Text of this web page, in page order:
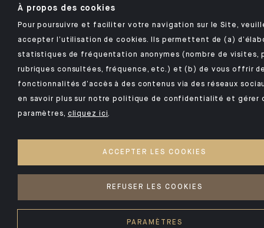
À propos des cookies
Pour poursuivre et faciliter votre navigation sur le Site,
accepter l’utilisation de cookies. Ils permettent de (a)
statistiques de fréquentation anonymes (nombre de visites,
rubriques consultées, fréquence, etc.) et (b) de vous offrir
fonctionnalités d’accès à des contenus via des réseaux
en savoir plus sur notre politique de confidentialité et gérer
paramètres, cliquez ici.
ACCEPTER LES COOKIES
REFUSER LES COOKIES
PARAMÈTRES